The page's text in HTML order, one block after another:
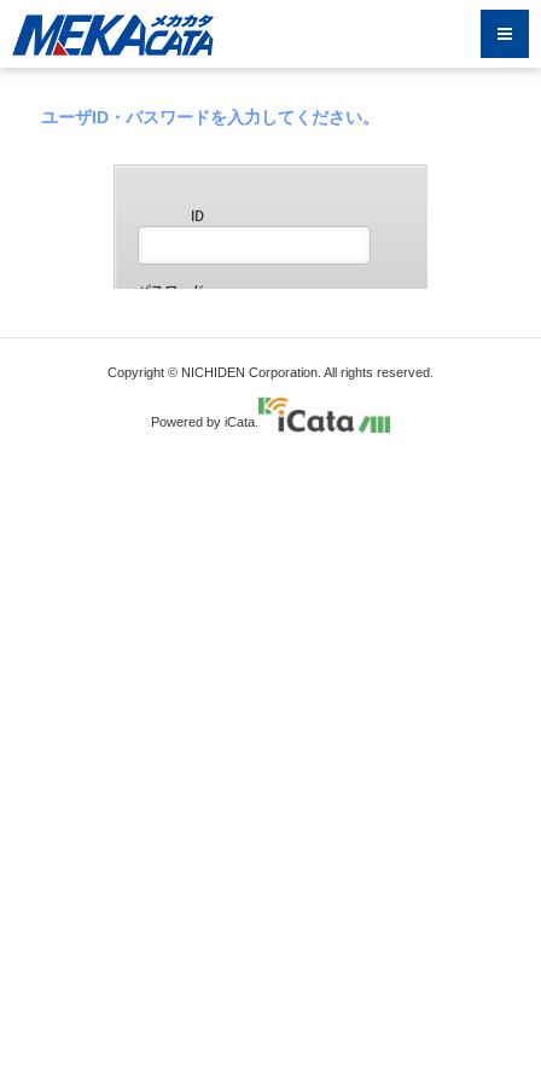
ユーザID・パスワードを入力してください。
Copyright © NICHIDEN Corporation. All rights reserved.
Powered by iCata.